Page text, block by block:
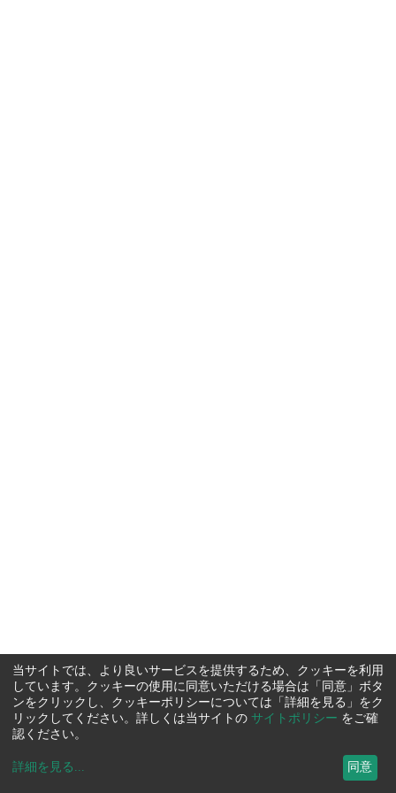
当サイトでは、より良いサービスを提供するため、クッキーを利用
しています。クッキーの使用に同意いただける場合は「同意」ボタ
ンをクリックし、クッキーポリシーについては「詳細を見る」をク
リックしてください。詳しくは当サイトの サイトポリシー をご確
認ください。
詳細を見る ... 同意